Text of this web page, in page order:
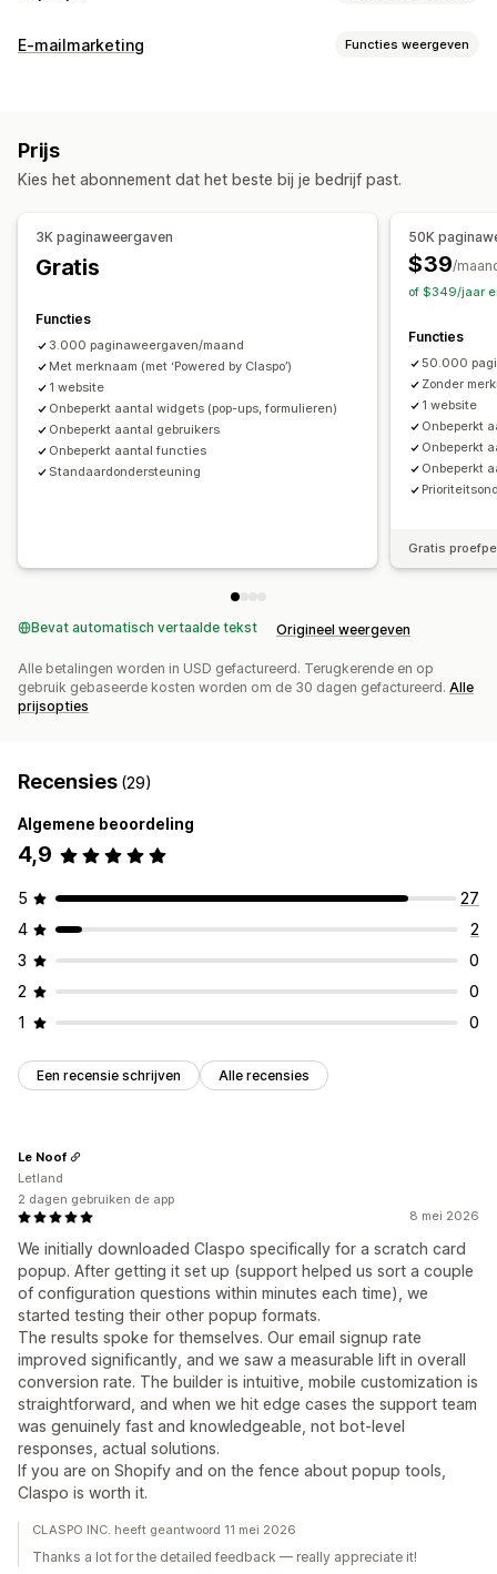
Soorten pop-ups
Banners
Waarschuwingspop-ups
Leeftijdsverificatie
Pop-ups op maat
Bewerkingstool
Lokalisatie Lijst voor e-mailverzameling
Sms-opnamelijst
Campagnes
Triggers en regels Automatiseringen
Targeting
Geolocatie Rapportage Analytics
A/B-testen
Tracking API's en webhooks
E-mailmarketing Functies weergeven
Enquêtes
Lijst voor e-mailverzameling
Sms-opnamelijst
Segmentering Tagging Tracking
Analytics
A/B-testen API's en webhooks
Prijs
Kies het abonnement dat het beste bij je bedrijf past.
3K paginaweergaven
Gratis
Functies
3.000 paginaweergaven/maand
Met merknaam (met ‘Powered by Claspo’)
1 website
Onbeperkt aantal widgets (pop-ups, formulieren)
Onbeperkt aantal gebruikers
Onbeperkt aantal functies
Standaardondersteuning
50K
$39/
of $349/jaar
Functies
50.000
Zonder
1 website
Onbeperkt
Onbeperkt
Onbeperkt
Gratis
Bevat automatisch vertaalde tekst Origineel weergeven
Alle betalingen worden in USD gefactureerd. Terugkerende en op
gebruik gebaseerde kosten worden om de 30 dagen gefactureerd. Alle
prijsopties
Recensies (29)
Algemene beoordeling
4,9
5
27
4
2
3
0
2
0
1
0
Een recensie schrijven Alle recensies
8 mei 2026
We initially downloaded Claspo specifically for a scratch card
popup. After getting it set up (support helped us sort a couple
of configuration questions within minutes each time), we
started testing their other popup formats.
The results spoke for themselves. Our email signup rate
improved significantly, and we saw a measurable lift in overall
conversion rate. The builder is intuitive, mobile customization is
straightforward, and when we hit edge cases the support team
was genuinely fast and knowledgeable, not bot-level
responses, actual solutions.
If you are on Shopify and on the fence about popup tools,
Claspo is worth it.
Le Noof
Letland
2 dagen gebruiken de app
CLASPO INC. heeft geantwoord 11 mei 2026
Thanks a lot for the detailed feedback — really appreciate it!